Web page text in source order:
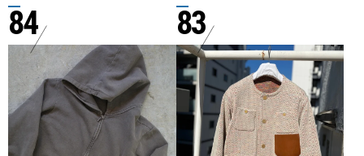
84 83